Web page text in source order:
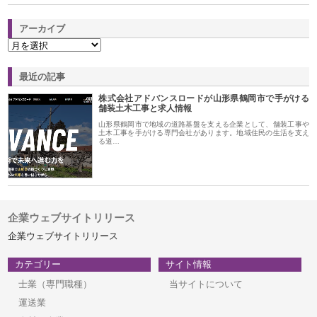
アーカイブ
最近の記事
株式会社アドバンスロードが山形県鶴岡市で手がける
舗装土木工事と求人情報
山形県鶴岡市で地域の道路基盤を支える企業として、舗装工事や
土木工事を手がける専門会社があります。地域住民の生活を支え
る道…
企業ウェブサイトリリース
企業ウェブサイトリリース
カテゴリー
士業（専門職種）
運送業
サイト情報
当サイトについて